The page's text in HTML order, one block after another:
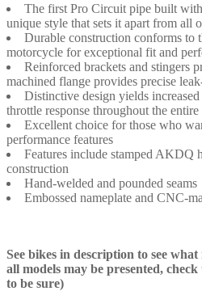
The first Pro Circuit pipe built
unique style that sets it apart from all
Durable construction conforms to
motorcycle for exceptional fit and
Reinforced brackets and stingers
machined flange provides precise
Distinctive design yields
throttle response throughout the
Excellent choice for those who
performance features
Features include stamped AKDQ
construction
Hand-welded and pounded seams
Embossed nameplate and CNC-
See bikes in description to see
all models may be presented,
to be sure)